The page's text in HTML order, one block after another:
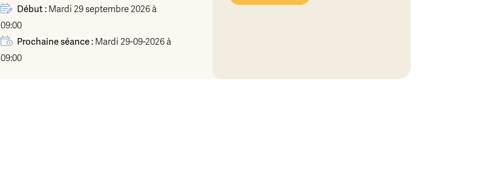
Début : Mardi 29 septembre 2026 à
09:00
Prochaine séance : Mardi 29-09-2026 à
09:00